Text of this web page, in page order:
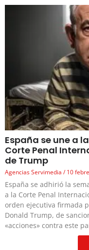
España se une a
Corte Penal
de Trump
Agencias Servimedia 10
España se adhirió la
a la Corte Penal
orden ejecutiva firmada
Donald Trump, de
«acciones» contra este